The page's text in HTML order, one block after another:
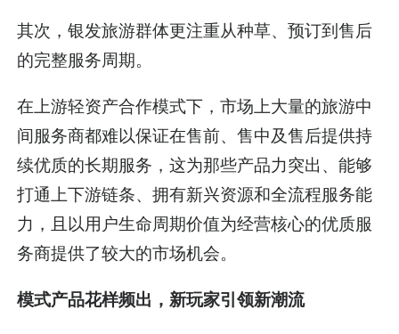
其次，银发旅游群体更注重从种草、预订到售后
的完整服务周期。
在上游轻资产合作模式下，市场上大量的旅游中
间服务商都难以保证在售前、售中及售后提供持
续优质的长期服务，这为那些产品力突出、能够
打通上下游链条、拥有新兴资源和全流程服务能
力，且以用户生命周期价值为经营核心的优质服
务商提供了较大的市场机会。
模式产品花样频出，新玩家引领新潮流